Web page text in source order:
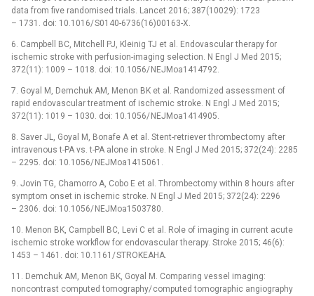
data from five randomised trials. Lancet 2016; 387(10029): 1723
–⁠ 1731. doi: 10.1016/ S0140-6736(16)00163-X.
6. Campbell BC, Mitchell PJ, Kleinig TJ et al. Endovascular ther­apy for
ischemic stroke with perfusion-imag­­ing selection. N Engl J Med 2015;
372(11): 1009 –⁠ 1018. doi: 10.1056/ NEJMoa1414792.
7. Goyal M, Demchuk AM, Menon BK et al. Randomized as­ses­sment of
rapid endovascular treatment of ischemic stroke. N Engl J Med 2015;
372(11): 1019 –⁠ 1030. doi: 10.1056/ NEJMoa1414905.
8. Saver JL, Goyal M, Bonafe A et al. Stent-retriever thrombectomy after
intravenous t-PA vs. t-PA alone in stroke. N Engl J Med 2015; 372(24): 2285
–⁠ 2295. doi: 10.1056/ NEJMoa1415061.
9. Jovin TG, Chamor­ro A, Cobo E et al. Thrombectomy within 8 hours after
symp­tom onset in ischemic stroke. N Engl J Med 2015; 372(24): 2296
–⁠ 2306. doi: 10.1056/ NEJMoa1503780.
10. Menon BK, Campbell BC, Levi C et al. Role of imag­­ing in cur­rent acute
ischemic stroke workflow for endovascular ther­apy. Stroke 2015; 46(6):
1453 –⁠ 1461. doi: 10.1161/ STROKEAHA.
11. Demchuk AM, Menon BK, Goyal M. Compar­­ing ves­sel imaging:
noncontrast computed tomography/ computed tomographic angiography